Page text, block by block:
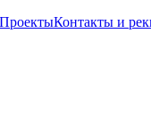
ПроектыКонтакты и